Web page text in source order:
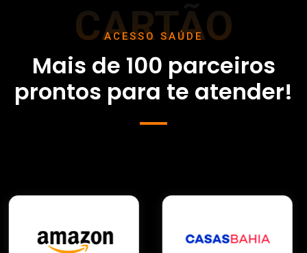
CARTÃO
ACESSO SAÚDE
Mais de 100 parceiros
prontos para te atender!